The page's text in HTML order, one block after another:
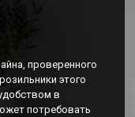
проверенного
этого
в
потребовать